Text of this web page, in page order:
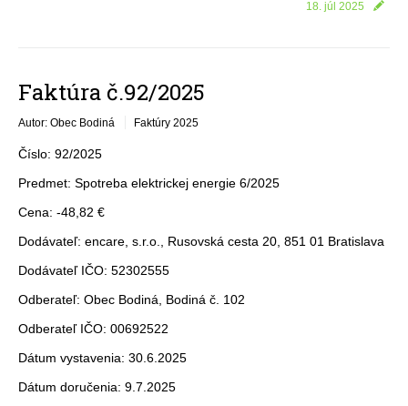
18. júl 2025
Faktúra č.92/2025
Autor: Obec Bodiná Faktúry 2025
Číslo: 92/2025
Predmet: Spotreba elektrickej energie 6/2025
Cena: -48,82 €
Dodávateľ: encare, s.r.o., Rusovská cesta 20, 851 01 Bratislava
Dodávateľ IČO: 52302555
Odberateľ: Obec Bodiná, Bodiná č. 102
Odberateľ IČO: 00692522
Dátum vystavenia: 30.6.2025
Dátum doručenia: 9.7.2025